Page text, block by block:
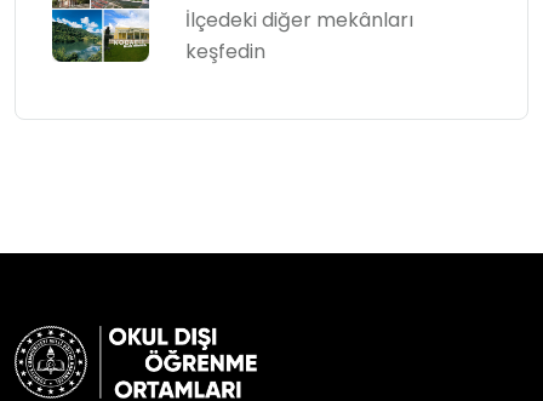
İlçedeki diğer mekânları
keşfedin